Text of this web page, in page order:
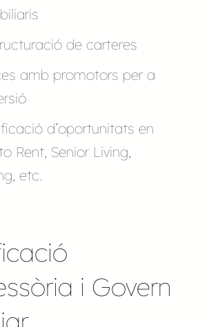
de carteres
amb promotors per a
d’oportunitats en
Rent, Senior Living,
etc.
i Govern